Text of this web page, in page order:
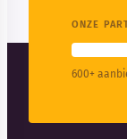
ONZE
600+